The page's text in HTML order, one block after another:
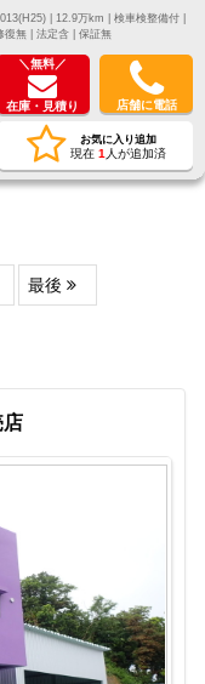
復無 | 法定含 | 保証無
＼無料／
在庫・見積り 店舗に電話
お気に入り追加
現在 1 人が追加済
最後
店